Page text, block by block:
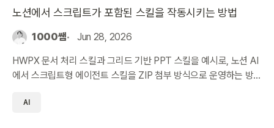
노션에서 스크립트가 포함된 스킬을 작동시키는 방법
1000쌤 Jun 28, 2026
HWPX 문서 처리 스킬과 그리드 기반 PPT 스킬을 예시로, 노션 AI
에서 스크립트형 에이전트 스킬을 ZIP 첨부 방식으로 운영하는 방
AI